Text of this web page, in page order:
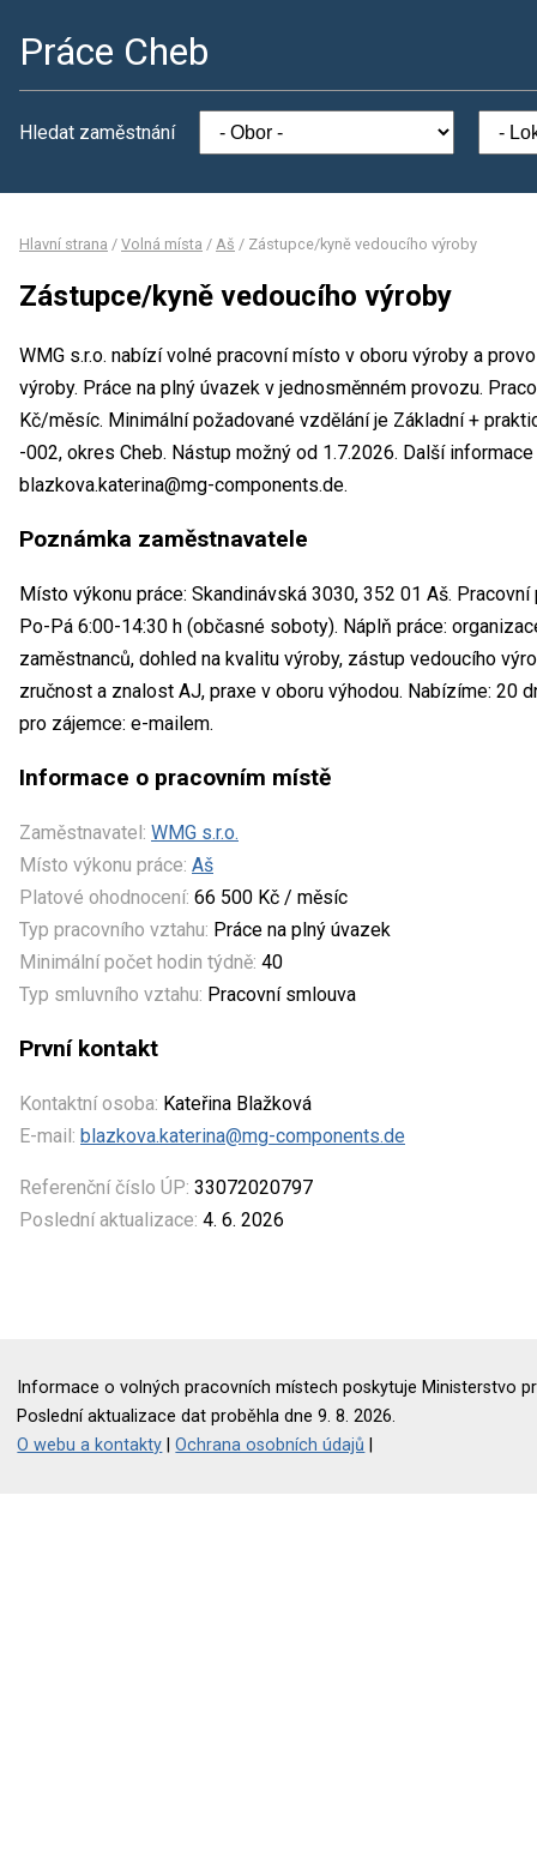
Práce Cheb
Hledat zaměstnání
Hlavní strana / Volná místa / Aš / Zástupce/kyně vedoucího výroby
Zástupce/kyně vedoucího výroby
WMG s.r.o. nabízí volné pracovní místo v oboru výroby a
výroby. Práce na plný úvazek v jednosměnném provozu.
Kč/měsíc. Minimální požadované vzdělání je Základní +
-002, okres Cheb. Nástup možný od 1.7.2026. Další
blazkova.katerina@mg-components.de.
Poznámka zaměstnavatele
Místo výkonu práce: Skandinávská 3030, 352 01 Aš.
Po-Pá 6:00-14:30 h (občasné soboty). Náplň práce:
zaměstnanců, dohled na kvalitu výroby, zástup vedoucího
zručnost a znalost AJ, praxe v oboru výhodou. Nabízíme: 20
pro zájemce: e-mailem.
Informace o pracovním místě
Zaměstnavatel: WMG s.r.o.
Místo výkonu práce: Aš
Platové ohodnocení: 66 500 Kč / měsíc
Typ pracovního vztahu: Práce na plný úvazek
Minimální počet hodin týdně: 40
Typ smluvního vztahu: Pracovní smlouva
První kontakt
Kontaktní osoba: Kateřina Blažková
E-mail: blazkova.katerina@mg-components.de
Referenční číslo ÚP: 33072020797
Poslední aktualizace: 4. 6. 2026
Informace o volných pracovních místech poskytuje Ministerstvo
Poslední aktualizace dat proběhla dne 9. 8. 2026.
O webu a kontakty |Ochrana osobních údajů